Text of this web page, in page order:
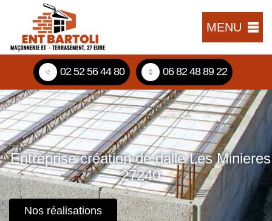
MENU
02 52 56 44 80 06 82 48 89 22
Entreprise création de dalle Les Minieres
27240
Nos réalisations